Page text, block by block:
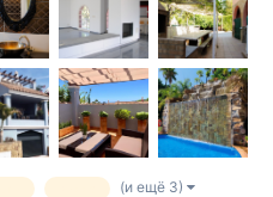
(и ещё 3)